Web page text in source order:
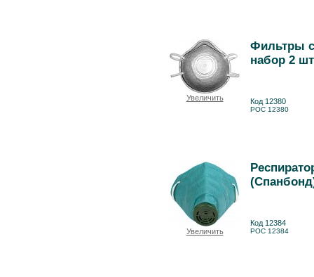
Увеличить
Фильтры
набор 2
Код 12380
РОС 12380
Увеличить
Код 12384
РОС 12384